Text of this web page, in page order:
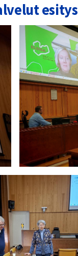
esitys